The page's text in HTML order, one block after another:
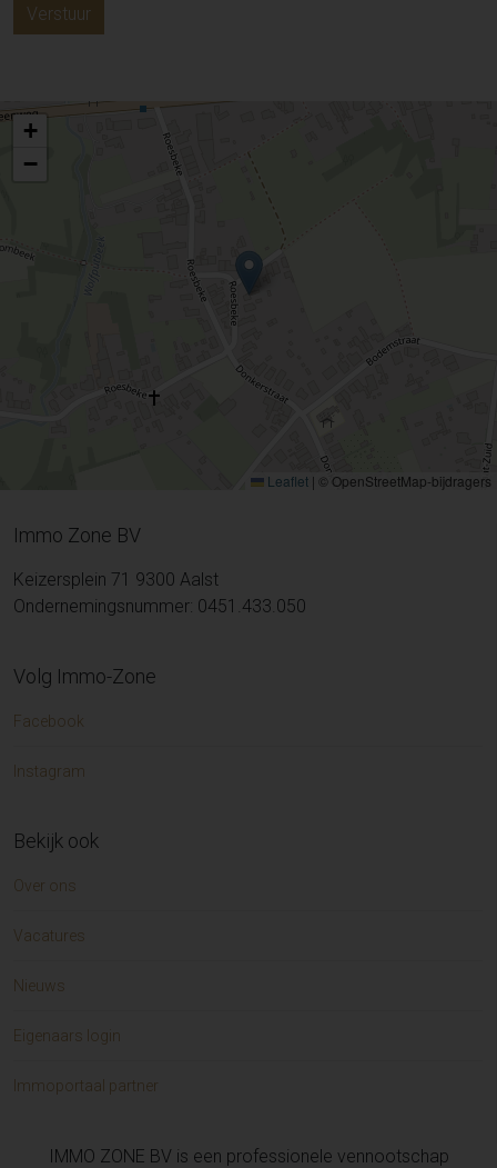
Verstuur
+
−
Leaflet | © OpenStreetMap-bijdragers
Immo Zone BV
Keizersplein 71 9300 Aalst
Ondernemingsnummer: 0451.433.050
Volg Immo-Zone
Facebook
Instagram
Bekijk ook
Over ons
Vacatures
Nieuws
Eigenaars login
Immoportaal partner
IMMO ZONE BV is een professionele vennootschap